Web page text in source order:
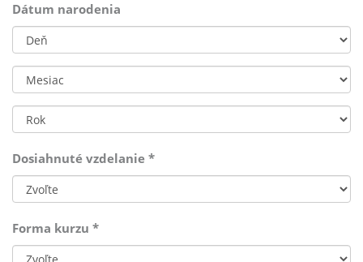
Dátum narodenia
Deň
Mesiac
Dosiahnuté vzdelanie *
Forma kurzu *